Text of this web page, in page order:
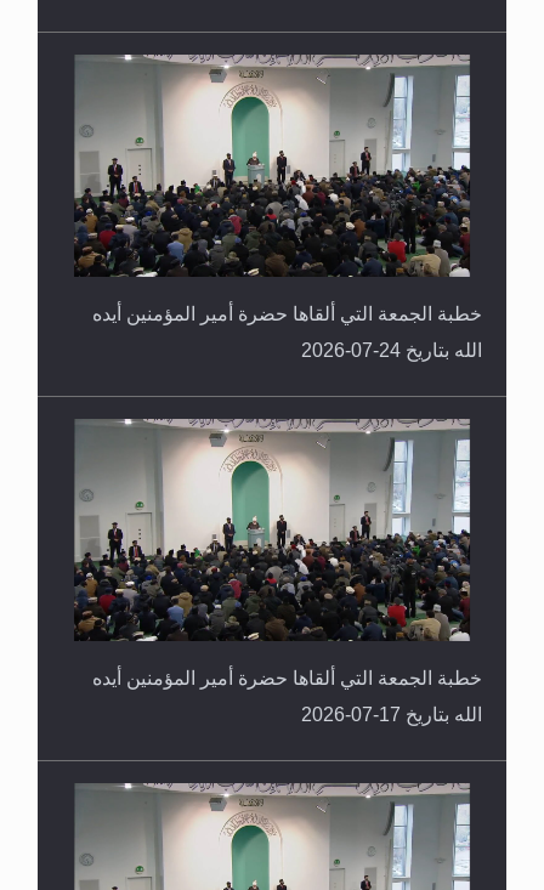
خطبة الجمعة التي ألقاها حضرة أمير المؤمنين أيده
الله بتاريخ 24-07-2026
خطبة الجمعة التي ألقاها حضرة أمير المؤمنين أيده
الله بتاريخ 17-07-2026